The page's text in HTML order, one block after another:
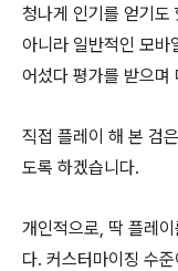
청나게 인기를 얻기도
아니라 일반적인 모바
어섰다 평가를 받으며
직접 플레이 해 본 검
도록 하겠습니다.
개인적으로, 딱 플레
다. 커스터마이징 수